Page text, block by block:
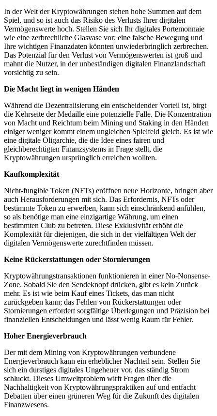
In der Welt der Kryptowährungen stehen hohe Summen auf dem
Spiel, und so ist auch das Risiko des Verlusts Ihrer digitalen
Vermögenswerte hoch. Stellen Sie sich Ihr digitales Portemonnaie
wie eine zerbrechliche Glasvase vor; eine falsche Bewegung und
Ihre wichtigen Finanzdaten könnten unwiederbringlich zerbrechen.
Das Potenzial für den Verlust von Vermögenswerten ist groß und
mahnt die Nutzer, in der unbeständigen digitalen Finanzlandschaft
vorsichtig zu sein.
Die Macht liegt in wenigen Händen
Während die Dezentralisierung ein entscheidender Vorteil ist, birgt
die Kehrseite der Medaille eine potenzielle Falle. Die Konzentration
von Macht und Reichtum beim Mining und Staking in den Händen
einiger weniger kommt einem ungleichen Spielfeld gleich. Es ist wie
eine digitale Oligarchie, die die Idee eines fairen und
gleichberechtigten Finanzsystems in Frage stellt, die
Kryptowährungen ursprünglich erreichen wollten.
Kaufkomplexität
Nicht-fungible Token (NFTs) eröffnen neue Horizonte, bringen aber
auch Herausforderungen mit sich. Das Erfordernis, NFTs oder
bestimmte Token zu erwerben, kann sich einschränkend anfühlen,
so als benötige man eine einzigartige Währung, um einen
bestimmten Club zu betreten. Diese Exklusivität erhöht die
Komplexität für diejenigen, die sich in der vielfältigen Welt der
digitalen Vermögenswerte zurechtfinden müssen.
Keine Rückerstattungen oder Stornierungen
Kryptowährungstransaktionen funktionieren in einer No-Nonsense-
Zone. Sobald Sie den Sendeknopf drücken, gibt es kein Zurück
mehr. Es ist wie beim Kauf eines Tickets, das man nicht
zurückgeben kann; das Fehlen von Rückerstattungen oder
Stornierungen erfordert sorgfältige Überlegungen und Präzision bei
finanziellen Entscheidungen und lässt wenig Raum für Fehler.
Hoher Energieverbrauch
Der mit dem Mining von Kryptowährungen verbundene
Energieverbrauch kann ein erheblicher Nachteil sein. Stellen Sie
sich ein durstiges digitales Ungeheuer vor, das ständig Strom
schluckt. Dieses Umweltproblem wirft Fragen über die
Nachhaltigkeit von Kryptowährungspraktiken auf und entfacht
Debatten über einen grüneren Weg für die Zukunft des digitalen
Finanzwesens.